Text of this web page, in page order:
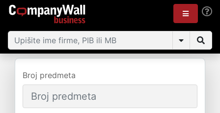
Broj predmeta